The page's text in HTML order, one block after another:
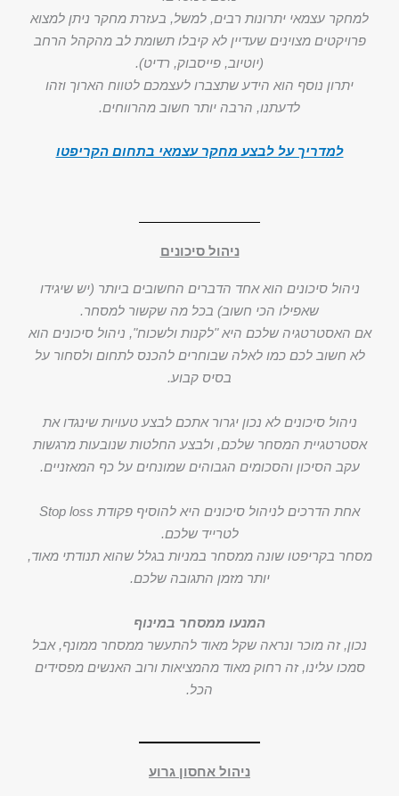
למחקר עצמאי יתרונות רבים, למשל, בעזרת מחקר ניתן למצוא
פרויקטים מצוינים שעדיין לא קיבלו תשומת לב מהקהל הרחב
(יוטיוב, פייסבוק, רדיט).
יתרון נוסף הוא הידע שתצברו לעצמכם לטווח הארוך וזהו
לדעתנו, הרבה יותר חשוב מהרווחים.
למדריך על לבצע מחקר עצמאי בתחום הקריפטו
ניהול סיכונים
ניהול סיכונים הוא אחד הדברים החשובים ביותר (יש שיגידו
שאפילו הכי חשוב) בכל מה שקשור למסחר.
אם האסטרטגיה שלכם היא "לקנות ולשכוח", ניהול סיכונים הוא
לא חשוב לכם כמו לאלה שבוחרים להכנס לתחום ולסחור על
בסיס קבוע.
ניהול סיכונים לא נכון יגרור אתכם לבצע טעויות שינגדו את
אסטרטגיית המסחר שלכם, ולבצע החלטות שנובעות מרגשות
עקב הסיכון והסכומים הגבוהים שמונחים על כף המאזניים.
אחת הדרכים לניהול סיכונים היא להוסיף פקודת Stop loss
לטרייד שלכם.
מסחר בקריפטו שונה ממסחר במניות בגלל שהוא תנודתי מאוד,
יותר מזמן התגובה שלכם.
המנעו ממסחר במינוף
נכון, זה מוכר ונראה שקל מאוד להתעשר ממסחר ממונף, אבל
סמכו עלינו, זה רחוק מאוד מהמציאות ורוב האנשים מפסידים
הכל.
ניהול אחסון גרוע